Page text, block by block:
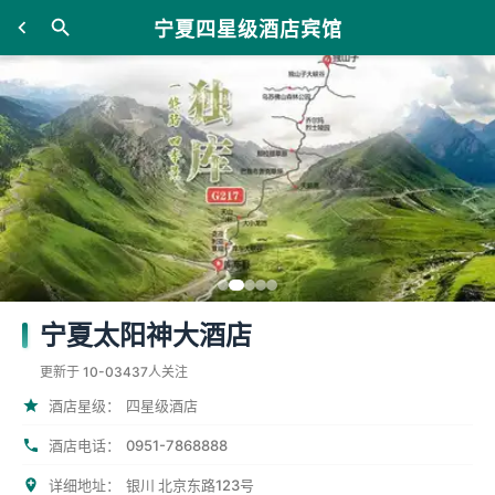
宁夏四星级酒店宾馆
宁夏太阳神大酒店
更新于 10-03437人关注
酒店星级： 四星级酒店
酒店电话： 0951-7868888
详细地址： 银川 北京东路123号